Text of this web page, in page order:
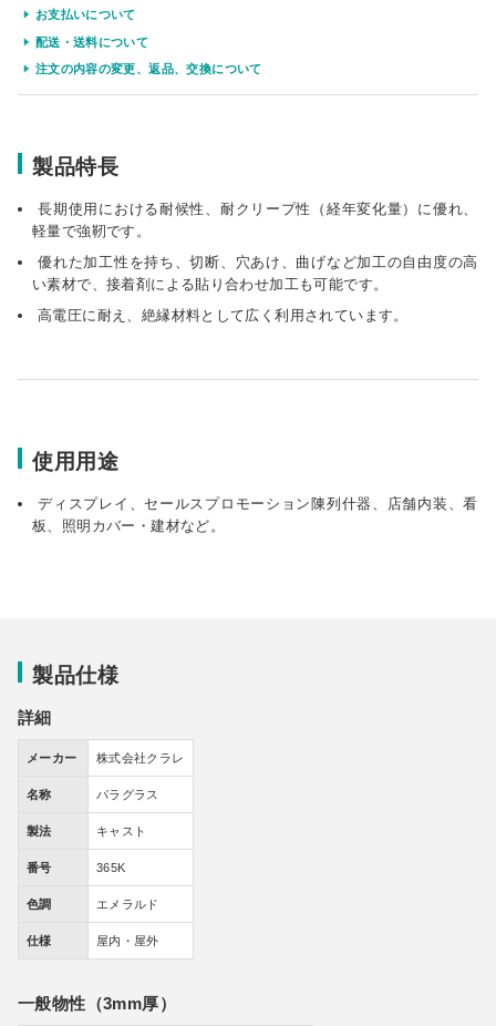
個人宅
お支払いについて
配送・送料について
注文の内容の変更、返品、交換について
製品特長
長期使用における耐候性、耐クリープ性（経年変化量）に優れ、
軽量で強靭です。
優れた加工性を持ち、切断、穴あけ、曲げなど加工の自由度の高
い素材で、接着剤による貼り合わせ加工も可能です。
高電圧に耐え、絶縁材料として広く利用されています。
使用用途
ディスプレイ、セールスプロモーション陳列什器、店舗内装、看
板、照明カバー・建材など。
製品仕様
詳細
メーカー 株式会社クラレ
名称 パラグラス
製法 キャスト
番号 365K
色調 エメラルド
仕様 屋内・屋外
一般物性（3mm厚）